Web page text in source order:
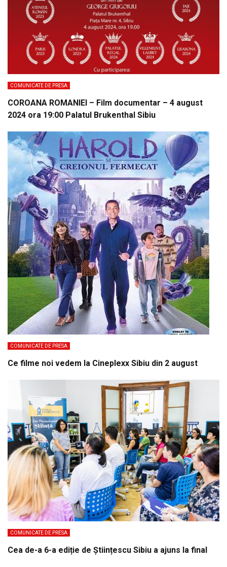
COMUNICATE DE PRESA
COROANA ROMANIEI – Film documentar – 4 august
2024 ora 19:00 Palatul Brukenthal Sibiu
COMUNICATE DE PRESA
Ce filme noi vedem la Cineplexx Sibiu din 2 august
COMUNICATE DE PRESA
Cea de-a 6-a ediție de Științescu Sibiu a ajuns la final